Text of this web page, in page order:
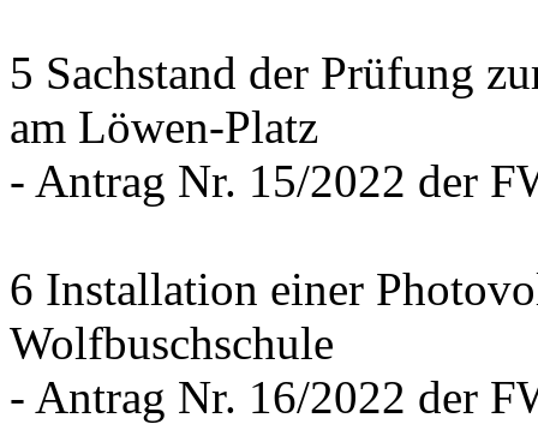
5 Sachstand der Prüfung
am Löwen-Platz
- Antrag Nr. 15/2022 der
6 Installation einer
Wolfbuschschule
- Antrag Nr. 16/2022 der